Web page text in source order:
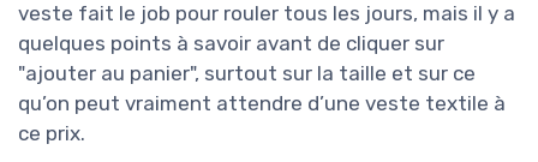
veste fait le job pour rouler tous les jours, mais il y a
quelques points à savoir avant de cliquer sur
"ajouter au panier", surtout sur la taille et sur ce
qu’on peut vraiment attendre d’une veste textile à
ce prix.